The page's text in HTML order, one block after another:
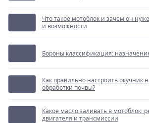
Что такое мотоблок и зачем он
и возможности
Бороны классификация:
Как правильно настроить окучник
обработки почвы?
Какое масло заливать в мотоблок:
двигателя и трансмиссии